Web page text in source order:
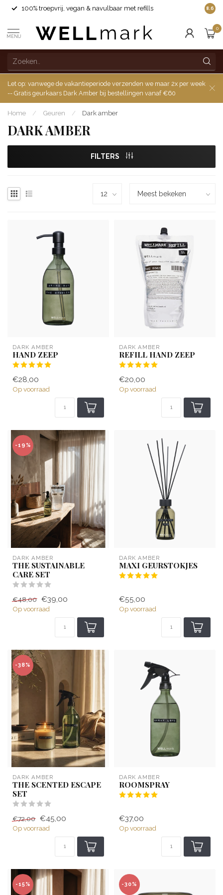
100% troepvrij, vegan & navulbaar met refills 8.6
MENU
0
Let op: vanwege de vakantieperiode verzenden we maar 2x per week
-- Gratis geurkaars Dark Amber bij bestellingen vanaf €60
Home / Geuren / Dark amber
DARK AMBER
FILTERS
DARK AMBER
HAND ZEEP
€28,00
Op voorraad
DARK AMBER
REFILL HAND ZEEP
€20,00
Op voorraad
-19%
DARK AMBER
THE SUSTAINABLE
CARE SET
€48,00 €39,00
Op voorraad
DARK AMBER
MAXI GEURSTOKJES
€55,00
Op voorraad
-38%
DARK AMBER
THE SCENTED ESCAPE
SET
€72,00 €45,00
Op voorraad
DARK AMBER
ROOMSPRAY
€37,00
Op voorraad
-15% -30%